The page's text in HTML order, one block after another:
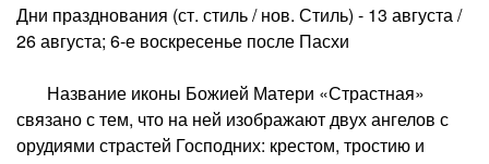
Дни празднования (ст. стиль / нов. Стиль) - 13 августа /
26 августа; 6-е воскресенье после Пасхи
Название иконы Божией Матери «Страстная»
связано с тем, что на ней изображают двух ангелов с
орудиями страстей Господних: крестом, тростию и